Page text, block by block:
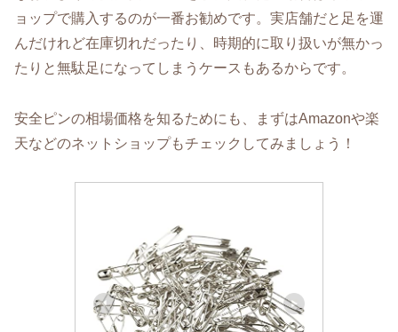
ョップで購入するのが一番お勧めです。実店舗だと足を運
んだけれど在庫切れだったり、時期的に取り扱いが無かっ
たりと無駄足になってしまうケースもあるからです。
安全ピンの相場価格を知るためにも、まずはAmazonや楽
天などのネットショップもチェックしてみましょう！